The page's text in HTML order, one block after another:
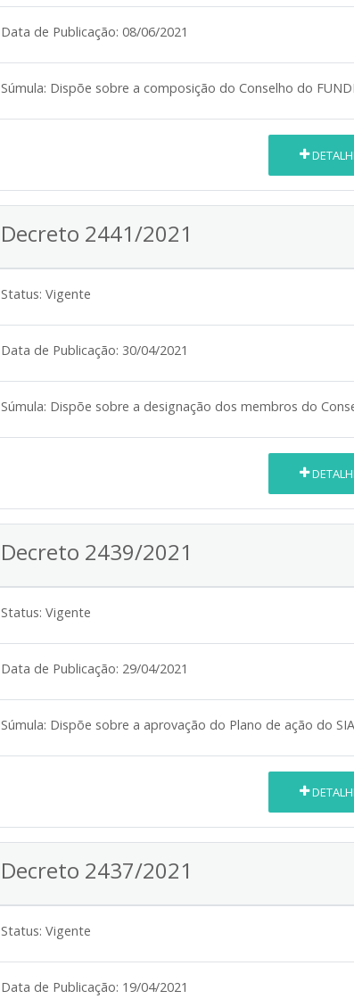
Data de Publicação: 08/06/2021
Súmula: Dispõe sobre a composição do Conselho do
Decreto 2441/2021
Status: Vigente
Data de Publicação: 30/04/2021
Súmula: Dispõe sobre a designação dos membros do
Decreto 2439/2021
Status: Vigente
Data de Publicação: 29/04/2021
Súmula: Dispõe sobre a aprovação do Plano de ação do
Decreto 2437/2021
Status: Vigente
Data de Publicação: 19/04/2021